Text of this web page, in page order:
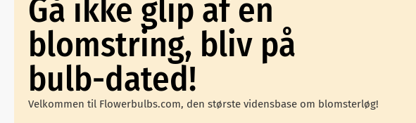
Gå ikke glip af en
blomstring, bliv på
bulb-dated!
Velkommen til Flowerbulbs.com, den største vidensbase om blomsterløg!